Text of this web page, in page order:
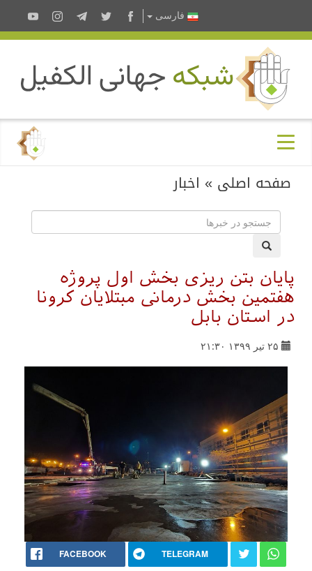
فارسى
صفحه اصلی » اخبار
پایان بتن ریزی بخش اول پروژه
هفتمین بخش درمانی مبتلایان کرونا
در استان بابل
۲۵ تیر ۱۳۹۹ ۲۱:۳۰
FACEBOOK TELEGRAM